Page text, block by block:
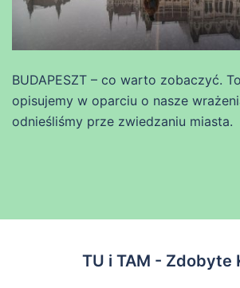
BUDAPESZT – co warto zobaczyć.
opisujemy w oparciu o nasze
odnieśliśmy prze zwiedzaniu miasta.
TU i TAM - Zdobyte